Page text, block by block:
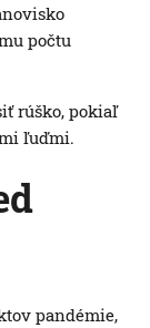
počtu
rúško, pokiaľ
ľuďmi.
pandémie,